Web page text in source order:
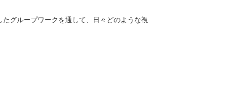
グループワークを通して、日々どのような視